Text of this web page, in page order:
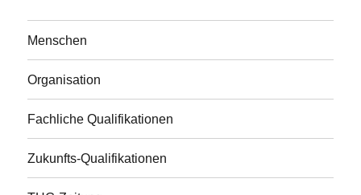
des
Menschen
Organisation
Fachliche Qualifikationen
Zukunfts-Qualifikationen